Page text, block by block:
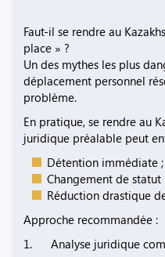
Faut-il se rendre au
place » ?
Un des mythes les plus
déplacement personnel
problème.
En pratique, se rendre au
juridique préalable peut
Détention immédiate ;
Changement de
Réduction drastique
Approche recommandée :
1. Analyse juridique